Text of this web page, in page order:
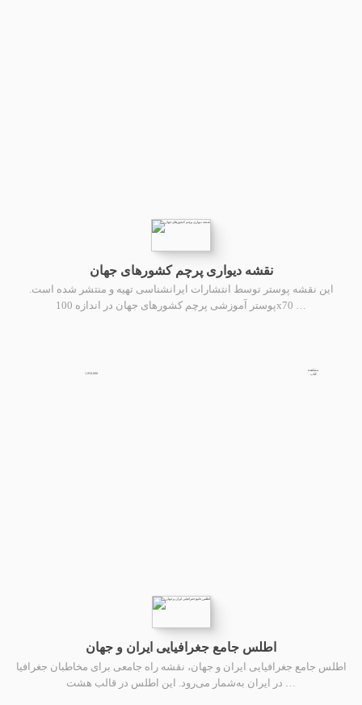
نقشه دیواری پرچم کشورهای جهان
این نقشه پوستر توسط انتشارات ایرانشناسی تهیه و منتشر شده است.
پوستر آموزشی پرچم کشورهای جهان در اندازه 100x70 …
1,950,000
مشاهده
کتاب
اطلس جامع جغرافیایی ایران و جهان
اطلس جامع جغرافیایی ایران و جهان، نقشه راه جامعی برای مخاطبان جغرافیا
در ایران به‌شمار می‌رود. این اطلس در قالب هشت …